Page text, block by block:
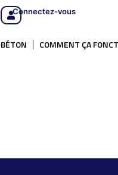
Connectez-vous
COMMENT ÇA